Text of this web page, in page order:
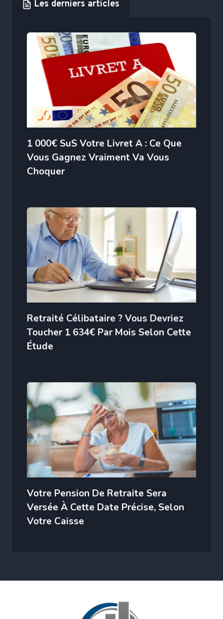
Les derniers articles
1 000€ SuS Votre Livret A : Ce Que
Vous Gagnez Vraiment Va Vous
Choquer
Retraité Célibataire ? Vous Devriez
Toucher 1 634€ Par Mois Selon Cette
Étude
Votre Pension De Retraite Sera
Versée À Cette Date Précise, Selon
Votre Caisse